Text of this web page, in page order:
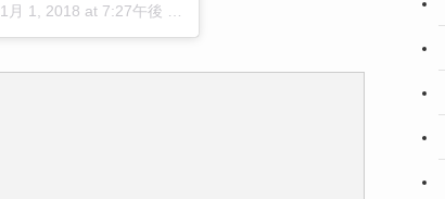
1月 1, 2018 at 7:27午後 PST